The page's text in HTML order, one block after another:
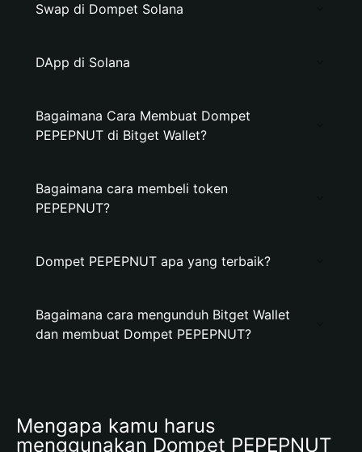
Swap di Dompet Solana
DApp di Solana
Bagaimana Cara Membuat Dompet
PEPEPNUT di Bitget Wallet?
Bagaimana cara membeli token
PEPEPNUT?
Dompet PEPEPNUT apa yang terbaik?
Bagaimana cara mengunduh Bitget Wallet
dan membuat Dompet PEPEPNUT?
Mengapa kamu harus
menggunakan Dompet PEPEPNUT